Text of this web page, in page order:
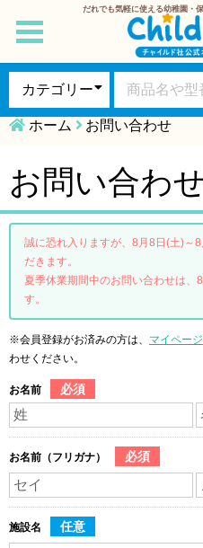
だれでも気軽に使える幼稚園・
toggle
navigation
ホーム お問い合わせ
お問い合わ
誠に恐れ入りますが、8月8日(土)～
だきます。
夏季休業期間中のお問い合わせは、
す。
※会員登録がお済みの方は、 マイページ
わせください。
お名前 必須
お名前（フリガナ） 必須
施設名 任意